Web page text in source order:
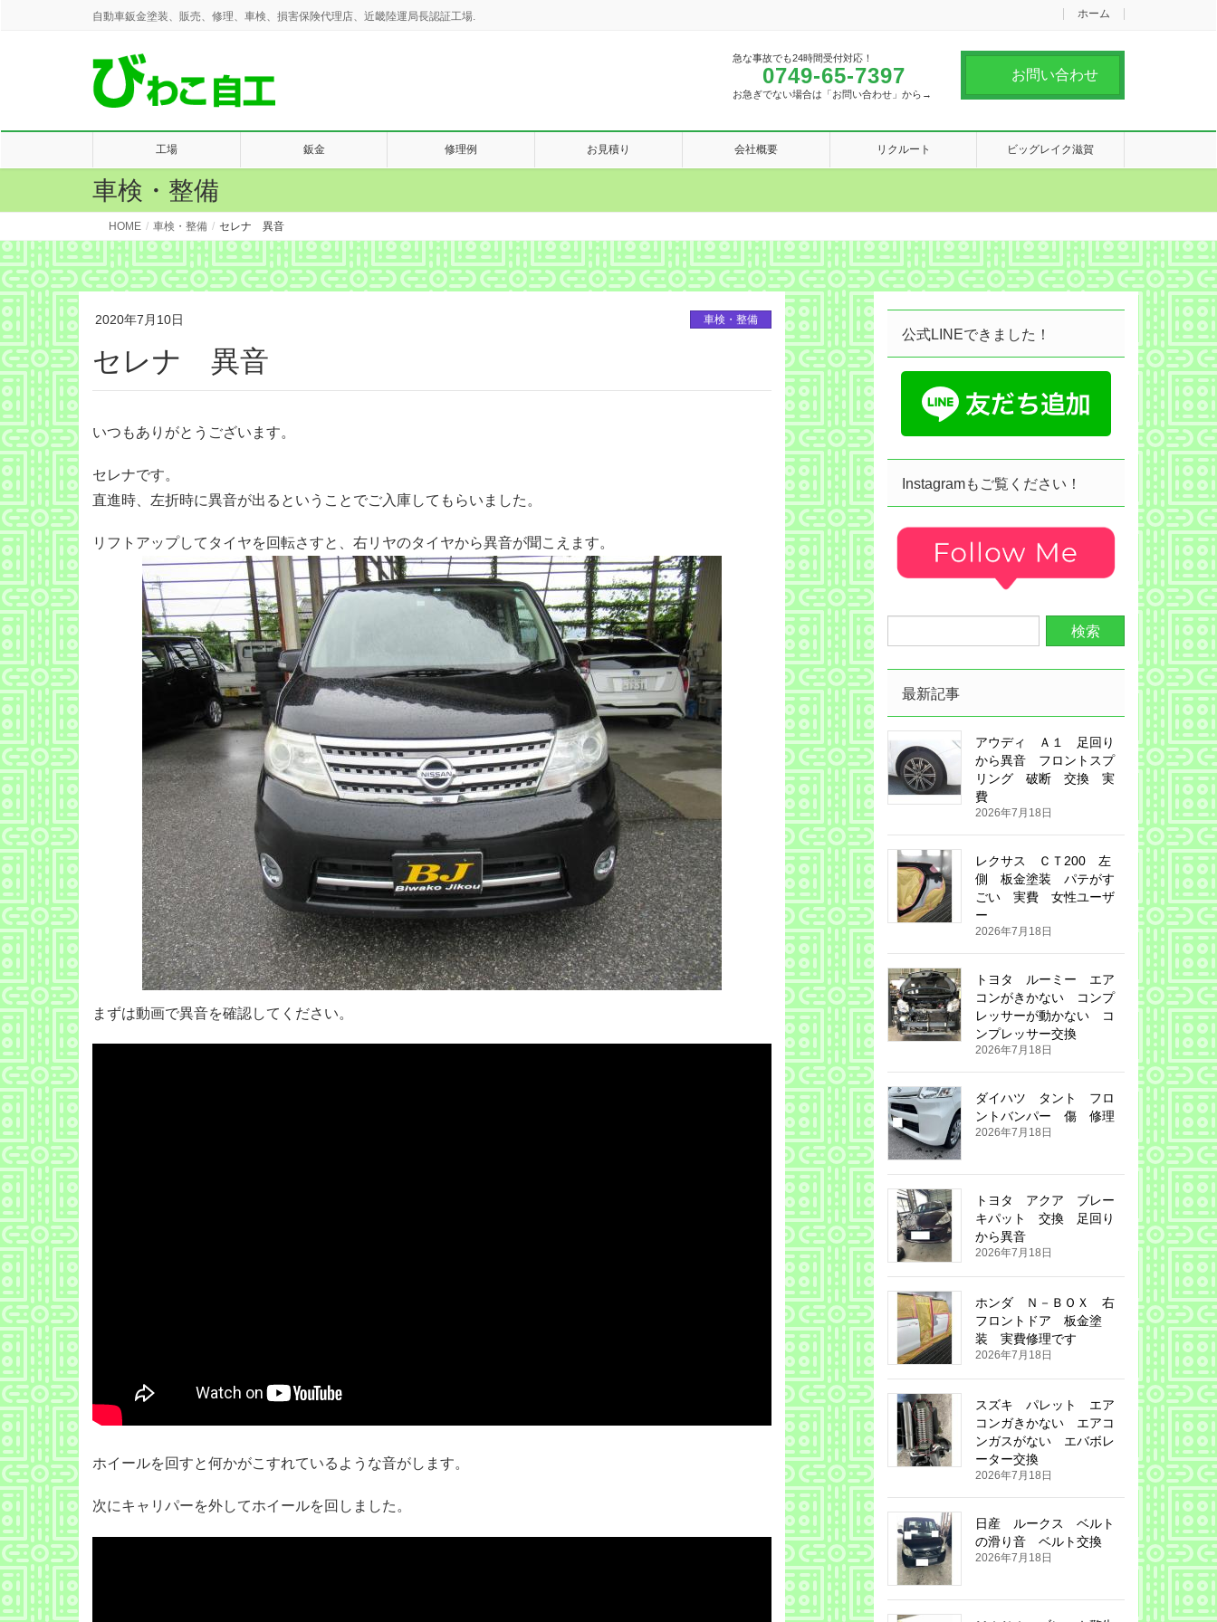
自動車鈑金塗装、販売、修理、車検、損害保険代理店、近畿陸運局長認証工場. ホーム
急な事故でも24時間受付対応！
0749-65-7397
お急ぎでない場合は「お問い合わせ」から→
お問い合わせ
工場 鈑金 修理例 お見積り 会社概要 リクルート ビッグレイク滋賀
車検・整備
HOME 車検・整備 セレナ 異音
2020年7月10日 車検・整備
セレナ 異音
いつもありがとうございます。
セレナです。
直進時、左折時に異音が出るということでご入庫してもらいました。
リフトアップしてタイヤを回転さすと、右リヤのタイヤから異音が聞こえます。
まずは動画で異音を確認してください。
ホイールを回すと何かがこすれているような音がします。
次にキャリパーを外してホイールを回しました。
公式LINEできました！
Instagramもご覧ください！
最新記事
アウディ Ａ１ 足回り
から異音 フロントスプ
リング 破断 交換 実
費
2026年7月18日
レクサス ＣＴ200 左
側 板金塗装 パテがす
ごい 実費 女性ユーザ
ー
2026年7月18日
トヨタ ルーミー エア
コンがきかない コンプ
レッサーが動かない コ
ンプレッサー交換
2026年7月18日
ダイハツ タント フロ
ントバンパー 傷 修理
2026年7月18日
トヨタ アクア ブレー
キパット 交換 足回り
から異音
2026年7月18日
ホンダ Ｎ－ＢＯＸ 右
フロントドア 板金塗
装 実費修理です
2026年7月18日
スズキ パレット エア
コンガきかない エアコ
ンガスがない エバボレ
ーター交換
2026年7月18日
日産 ルークス ベルト
の滑り音 ベルト交換
2026年7月18日